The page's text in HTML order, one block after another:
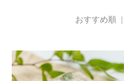
おすすめ順 |